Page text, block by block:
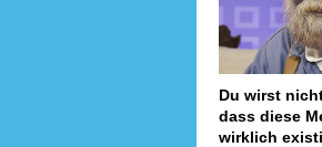
Du wirst
dass diese
wirklich